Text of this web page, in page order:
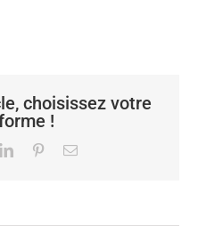
choisissez votre
!
LinkedInPinterestEmail